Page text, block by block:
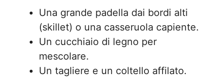
Una grande padella dai bordi alti
(skillet) o una casseruola capiente.
Un cucchiaio di legno per
mescolare.
Un tagliere e un coltello affilato.